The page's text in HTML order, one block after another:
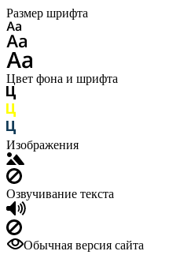
Размер шрифта
Цвет фона и шрифта
Изображения
Озвучивание текста
Обычная версия сайта